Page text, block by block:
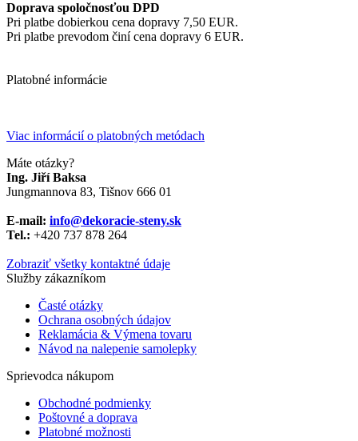
Doprava spoločnosťou DPD
Pri platbe dobierkou cena dopravy 7,50 EUR.
Pri platbe prevodom činí cena dopravy 6 EUR.
Platobné informácie
Viac informácií o platobných metódach
Máte otázky?
Ing. Jiří Baksa
Jungmannova 83, Tišnov 666 01
E-mail: info@dekoracie-steny.sk
Tel.: +420 737 878 ​​264
Zobraziť všetky kontaktné údaje
Služby zákazníkom
Časté otázky
Ochrana osobných údajov
Reklamácia & Výmena tovaru
Návod na nalepenie samolepky
Sprievodca nákupom
Obchodné podmienky
Poštovné a doprava
Platobné možnosti